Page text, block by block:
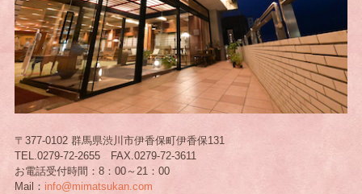
〒377-0102 群馬県渋川市伊香保町伊香保131
TEL.0279-72-2655 FAX.0279-72-3611
お電話受付時間：8：00～21：00
Mail： info@mimatsukan.com